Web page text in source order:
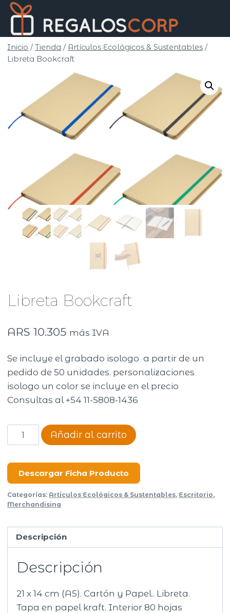
Saltar
contenido
Inicio / Tienda / Artículos Ecológicos & Sustentables /
Libreta Bookcraft
Libreta Bookcraft
ARS 10.305 más IVA
Se incluye el grabado isologo a partir de un
pedido de 50 unidades. personalizaciones
isologo un color se incluye en el precio
Consultas al +54 11-5808-1436
Libreta
Bookcraft
Añadir al carrito
Descargar Ficha Producto
Categorías: Artículos Ecológicos & Sustentables, Escritorio,
Merchandising
Descripción
Descripción
21 x 14 cm (A5). Cartón y Papel.. Libreta.
Tapa en papel kraft. Interior 80 hojas